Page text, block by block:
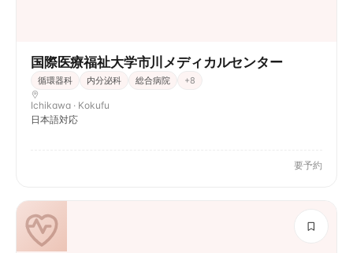
国際医療福祉大学市川メディカルセンター
循環器科 内分泌科 総合病院 +8
Ichikawa · Kokufu
日本語対応
要予約